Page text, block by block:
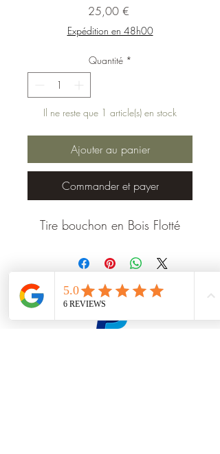
25,00 €Prix
Expédition en 48h00
Quantité *
Il ne reste que 1 article(s) en stock
Ajouter au panier
Commander et payer
Tire bouchon en Bois Flotté